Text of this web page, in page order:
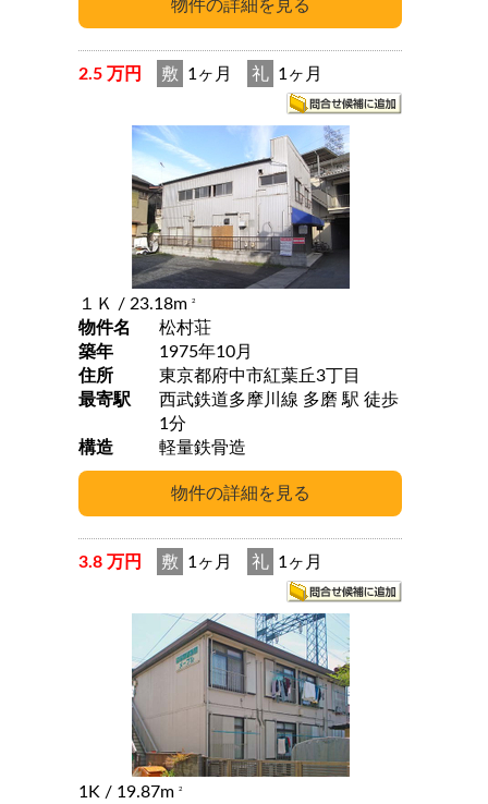
2.5 万円 敷 1ヶ月 礼 1ヶ月
１Ｋ / 23.18m 2
物件名
松村荘
築年
1975年10月
住所
東京都府中市紅葉丘3丁目
最寄駅
西武鉄道多摩川線 多磨 駅 徒歩
1分
構造
軽量鉄骨造
3.8 万円 敷 1ヶ月 礼 1ヶ月
1K / 19.87m 2